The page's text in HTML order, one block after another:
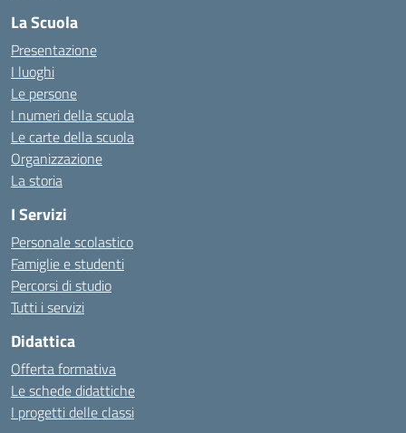
La Scuola
Presentazione
I luoghi
Le persone
I numeri della scuola
Le carte della scuola
Organizzazione
La storia
I Servizi
Personale scolastico
Famiglie e studenti
Percorsi di studio
Tutti i servizi
Didattica
Offerta formativa
Le schede didattiche
I progetti delle classi